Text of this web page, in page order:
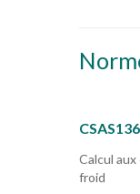
CSAS136
Calcul
froid